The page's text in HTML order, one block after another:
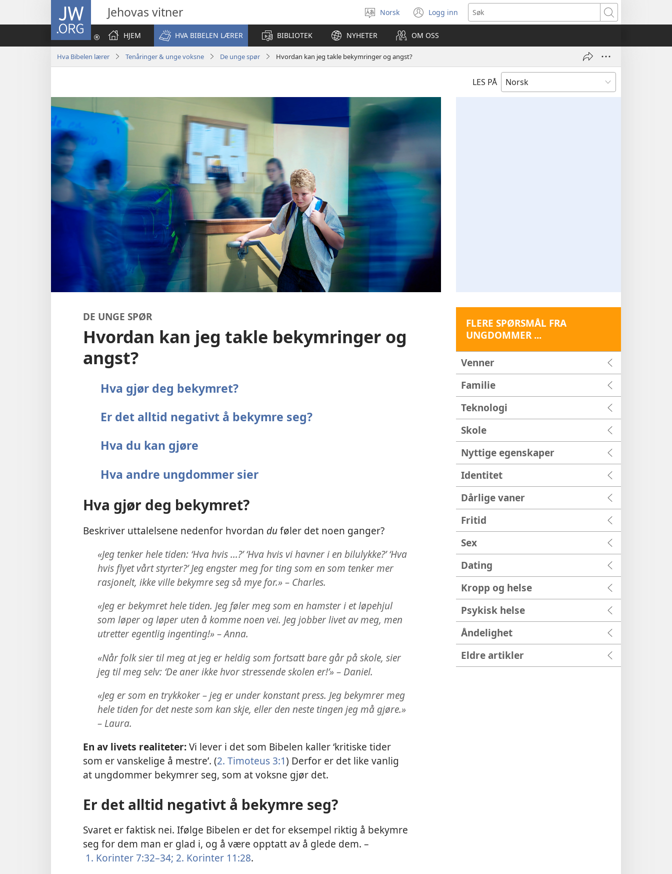
JW.ORG Jehovas vitner
Velg
språk
Norsk Logg inn
(åpner
nytt
vindu)
Søk
HJEM
HVA BIBELEN LÆRER BIBLIOTEK NYHETER OM OSS
Hva Bibelen lærer Tenåringer & unge voksne De unge spør Hvordan kan jeg takle bekymringer og angst?
LES PÅ
DE UNGE SPØR
Hvordan kan jeg takle bekymringer og
angst?
Hva gjør deg bekymret?
Er det alltid negativt å bekymre seg?
Hva du kan gjøre
Hva andre ungdommer sier
Hva gjør deg bekymret?
Beskriver uttalelsene nedenfor hvordan duføler det noen ganger?
«Jeg tenker hele tiden: ‘Hva hvis ...?’ ‘Hva hvis vi havner i en bilulykke?’ ‘Hva
hvis flyet vårt styrter?’ Jeg engster meg for ting som en som tenker mer
rasjonelt, ikke ville bekymre seg så mye for.» – Charles.
«Jeg er bekymret hele tiden. Jeg føler meg som en hamster i et løpehjul
som løper og løper uten å komme noen vei. Jeg jobber livet av meg, men
utretter egentlig ingenting!» – Anna.
«Når folk sier til meg at jeg er heldig som fortsatt bare går på skole, sier
jeg til meg selv: ‘De aner ikke hvor stressende skolen er!’» – Daniel.
«Jeg er som en trykkoker – jeg er under konstant press. Jeg bekymrer meg
hele tiden for det neste som kan skje, eller den neste tingen jeg må gjøre.»
– Laura.
En av livets realiteter:Vi lever i det som Bibelen kaller ‘kritiske tider
som er vanskelige å mestre’. (2. Timoteus 3:1) Derfor er det like vanlig
at ungdommer bekymrer seg, som at voksne gjør det.
Er det alltid negativt å bekymre seg?
Svaret er faktisk nei. Ifølge Bibelen er det for eksempel riktig å bekymre
seg for dem man er glad i, og å være opptatt av å glede dem. –
1. Korinter 7:32–34; 2. Korinter 11:28.
FLERE SPØRSMÅL FRA
UNGDOMMER ...
Venner
Familie
Teknologi
Skole
Nyttige egenskaper
Identitet
Dårlige vaner
Fritid
Sex
Dating
Kropp og helse
Psykisk helse
Åndelighet
Eldre artikler